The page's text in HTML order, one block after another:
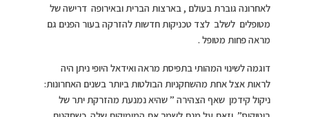
לאחרונה גוברת בעולם , בארצות הברית ובאירופה דרישה של
מטופלים לשלב לצד טכניקות חדשות להזרקה בעור הפנים גם
מראה פחות מטופל .
דוגמה לשינוי המהותי בתפיסת מראה ואידאל היופי ניתן היה
לראות אצל אחת מהשחקניות הבולטות ביותר בשנים האחרונות:
ניקול קידמן שאף הצהירה ” שהיא נמנעת מהזרקת יתר של